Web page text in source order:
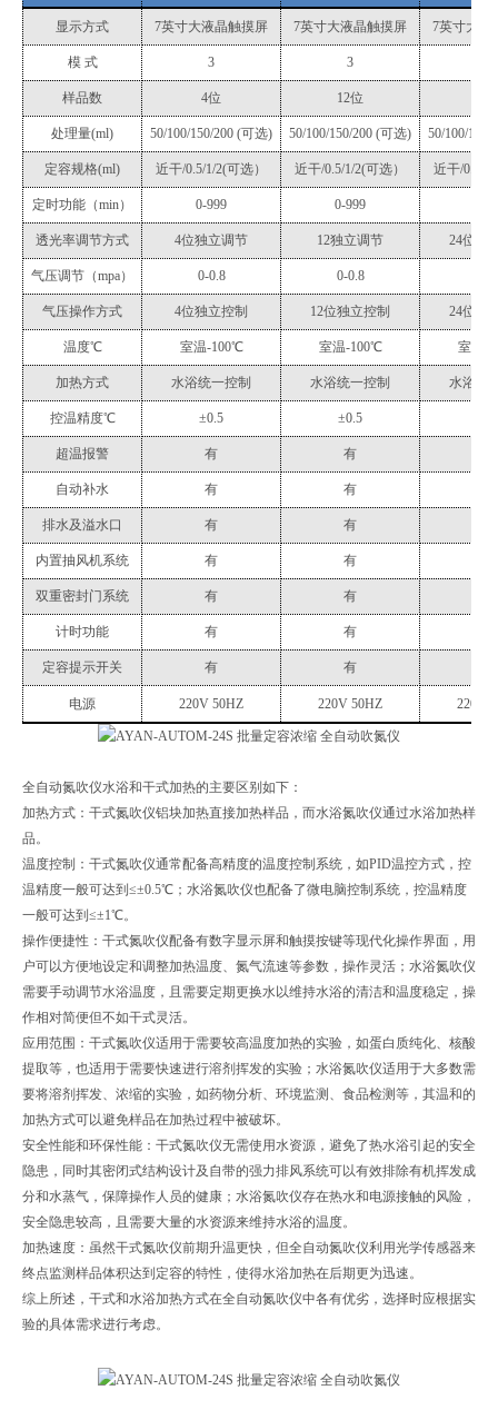
显示方式 7英寸大液晶触摸屏 7英寸大液晶触摸屏 7英寸大液
模 式 3 3
样品数 4位 12位
处理量(ml) 50/100/150/200 (可选) 50/100/150/200 (可选) 50/100/150/
定容规格(ml) 近干/0.5/1/2(可选） 近干/0.5/1/2(可选） 近干/0.5/
定时功能（min） 0-999 0-999
透光率调节方式 4位独立调节 12独立调节 24位独
气压调节（mpa） 0-0.8 0-0.8
气压操作方式 4位独立控制 12位独立控制 24位独
温度℃ 室温-100℃ 室温-100℃ 室温
加热方式 水浴统一控制 水浴统一控制 水浴统
控温精度℃ ±0.5 ±0.5
超温报警 有 有
自动补水 有 有
排水及溢水口 有 有
内置抽风机系统 有 有
双重密封门系统 有 有
计时功能 有 有
定容提示开关 有 有
电源 220V 50HZ 220V 50HZ 220V
全自动氮吹仪水浴和干式加热的主要区别如下：
加热方式：干式氮吹仪铝块加热直接加热样品，而水浴氮吹仪通过水浴加热样
品。
温度控制：干式氮吹仪通常配备高精度的温度控制系统，如PID温控方式，控
温精度一般可达到≤±0.5℃；水浴氮吹仪也配备了微电脑控制系统，控温精度
一般可达到≤±1℃。
操作便捷性：干式氮吹仪配备有数字显示屏和触摸按键等现代化操作界面，用
户可以方便地设定和调整加热温度、氮气流速等参数，操作灵活；水浴氮吹仪
需要手动调节水浴温度，且需要定期更换水以维持水浴的清洁和温度稳定，操
作相对简便但不如干式灵活。
应用范围：干式氮吹仪适用于需要较高温度加热的实验，如蛋白质纯化、核酸
提取等，也适用于需要快速进行溶剂挥发的实验；水浴氮吹仪适用于大多数需
要将溶剂挥发、浓缩的实验，如药物分析、环境监测、食品检测等，其温和的
加热方式可以避免样品在加热过程中被破坏。
安全性能和环保性能：干式氮吹仪无需使用水资源，避免了热水浴引起的安全
隐患，同时其密闭式结构设计及自带的强力排风系统可以有效排除有机挥发成
分和水蒸气，保障操作人员的健康；水浴氮吹仪存在热水和电源接触的风险，
安全隐患较高，且需要大量的水资源来维持水浴的温度。
加热速度：虽然干式氮吹仪前期升温更快，但全自动氮吹仪利用光学传感器来
终点监测样品体积达到定容的特性，使得水浴加热在后期更为迅速。
综上所述，干式和水浴加热方式在全自动氮吹仪中各有优劣，选择时应根据实
验的具体需求进行考虑。